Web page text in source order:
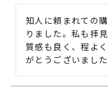
知人に頼まれての
りました。私も拝
質感も良く、程よ
がとうございました